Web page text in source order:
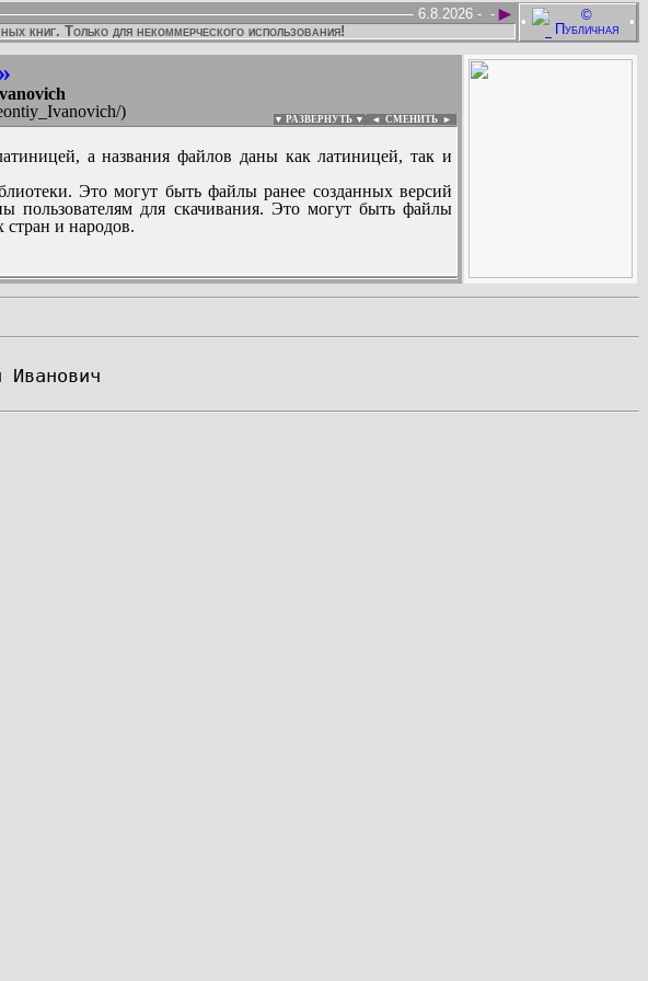
• •
►
-
6.8.2026 -
книг. Только для некоммерческого использования!
)
▼ РАЗВЕРНУТЬ ▼ ◄ СМЕНИТЬ ►
а названия файлов даны как латиницей, так и
Это могут быть файлы ранее созданных версий
пользователям для скачивания. Это могут быть файлы
стран и народов.
: